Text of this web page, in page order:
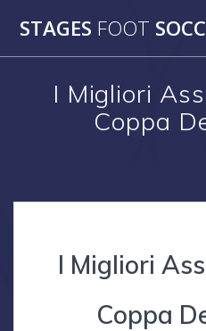
STAGES FOOT
I Migliori
Coppa
I Migliori
Coppa